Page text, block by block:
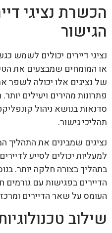
הכשרת נציגי
הגישור
נציגי דיירים יכולים לשמש
או המומחים שמבצעים את
של נציגים אלו יכולה
פתרונות מהירים ויעילים
סדנאות בנושא ניהול
תהליכי גישור.
נציגים שמבינים את התהליך
למעליות יכולים לסייע
בתהליך בצורה חלקה יותר.
הדיירים בפגישות עם גורמים
העומס על שאר הדיירים
שילוב